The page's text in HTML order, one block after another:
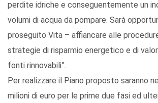
perdite idriche e conseguentemente un
volumi di acqua da pompare. Sarà
proseguito Vita – affiancare alle
strategie di risparmio energetico e di
fonti rinnovabili”.
Per realizzare il Piano proposto saranno
milioni di euro per le prime due fasi ed